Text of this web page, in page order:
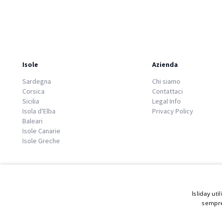
Isole
Sardegna
Corsica
Sicilia
Isola d'Elba
Baleari
Isole Canarie
Isole Greche
Azienda
Chi siamo
Contattaci
Legal Info
Privacy Policy
© 2026 Copyright GATE S.r.l - Via G. Cacciò 5 - 57034 Portoferraio -
Isliday